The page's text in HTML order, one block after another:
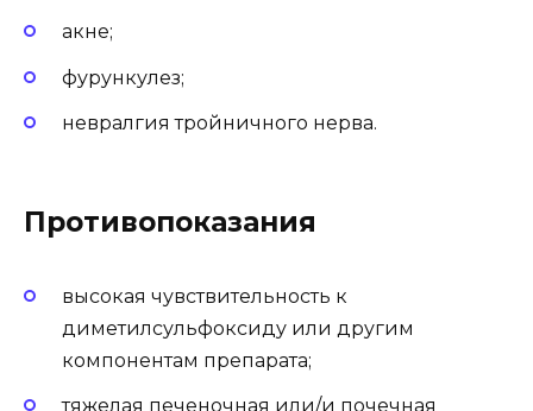
акне;
фурункулез;
невралгия тройничного нерва.
Противопоказания
высокая чувствительность к
диметилсульфоксиду или другим
компонентам препарата;
тяжелая печеночная или/и почечная